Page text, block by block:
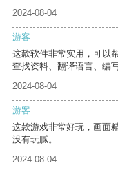
2024-08-04
游客
这款软件非常实用，可以
查找资料、翻译语言、编
2024-08-04
游客
这款游戏非常好玩，画面
没有玩腻。
2024-08-04